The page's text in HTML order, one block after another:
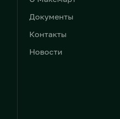
Документы
Контакты
Новости